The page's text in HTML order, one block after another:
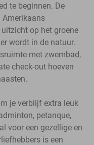
te beginnen. De
Amerikaans
op het groene
wordt in de natuur.
met zwembad,
check-out hoeven
je verblijf extra leuk
petanque,
voor een gezellige en
is een